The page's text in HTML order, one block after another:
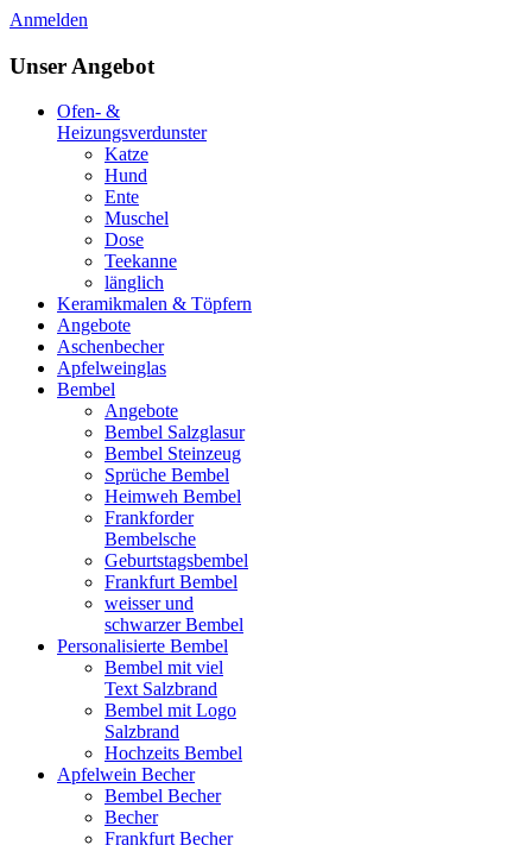
Anmelden
Unser Angebot
Ofen- &
Heizungsverdunster
Katze
Hund
Ente
Muschel
Dose
Teekanne
länglich
Keramikmalen & Töpfern
Angebote
Aschenbecher
Apfelweinglas
Bembel
Angebote
Bembel Salzglasur
Bembel Steinzeug
Sprüche Bembel
Heimweh Bembel
Frankforder
Bembelsche
Geburtstagsbembel
Frankfurt Bembel
weisser und
schwarzer Bembel
Personalisierte Bembel
Bembel mit viel
Text Salzbrand
Bembel mit Logo
Salzbrand
Hochzeits Bembel
Apfelwein Becher
Bembel Becher
Becher
Frankfurt Becher